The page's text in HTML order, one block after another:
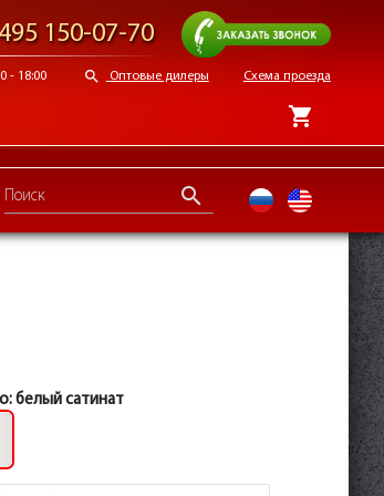
150-07-70
Заказать звонок
- 18:00 search Оптовые дилеры Схема проезда
shopping_cart
search ru en
белый сатинат